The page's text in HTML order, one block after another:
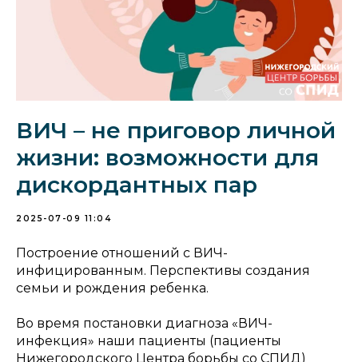
ВИЧ – не приговор личной
жизни: возможности для
дискордантных пар
2025-07-09 11:04
Построение отношений с ВИЧ-
инфицированным. Перспективы создания
семьи и рождения ребенка.
Во время постановки диагноза «ВИЧ-
инфекция» наши пациенты (пациенты
Нижегородского Центра борьбы со СПИД)